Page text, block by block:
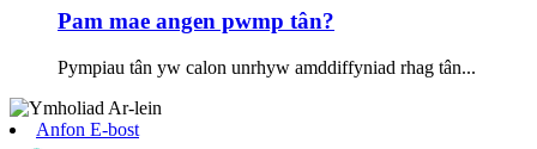
Pam mae angen pwmp tân?
Pympiau tân yw calon unrhyw amddiffyniad rhag tân...
Anfon E-bost